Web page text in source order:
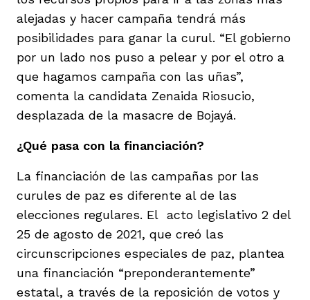
alejadas y hacer campaña tendrá más
posibilidades para ganar la curul. “El gobierno
por un lado nos puso a pelear y por el otro a
que hagamos campaña con las uñas”,
comenta la candidata Zenaida Riosucio,
desplazada de la masacre de Bojayá.
¿Qué pasa con la financiación?
La financiación de las campañas por las
curules de paz es diferente al de las
elecciones regulares. El acto legislativo 2 del
25 de agosto de 2021, que creó las
circunscripciones especiales de paz, plantea
una financiación “preponderantemente”
estatal, a través de la reposición de votos y